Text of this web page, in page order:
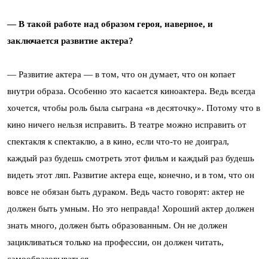
— В такой работе над образом героя, наверное, и
заключается развитие актера?
— Развитие актера — в том, что он думает, что он копает
внутри образа. Особенно это касается киноактера. Ведь всегда
хочется, чтобы роль была сыграна «в десяточку». Потому что в
кино ничего нельзя исправить. В театре можно исправить от
спектакля к спектаклю, а в кино, если что-то не доиграл,
каждый раз будешь смотреть этот фильм и каждый раз будешь
видеть этот ляп. Развитие актера еще, конечно, и в том, что он
вовсе не обязан быть дураком. Ведь часто говорят: актер не
должен быть умным. Но это неправда! Хороший актер должен
знать много, должен быть образованным. Он не должен
зацикливаться только на профессии, он должен читать,